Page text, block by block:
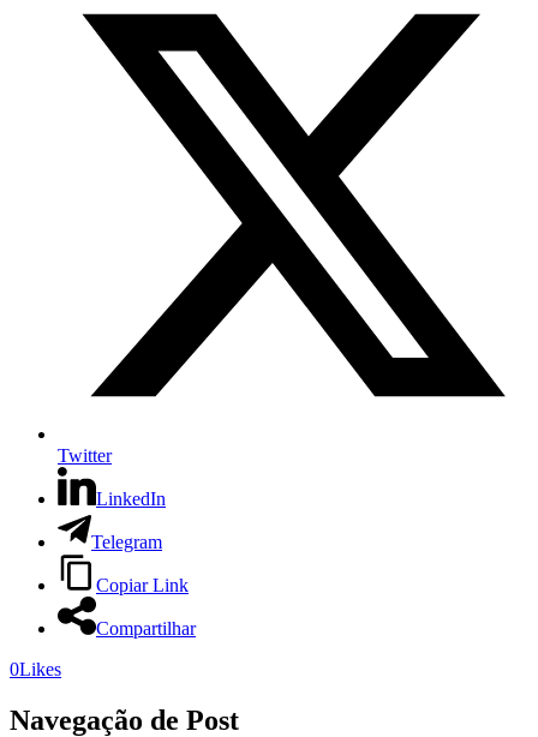
Twitter
LinkedIn
Telegram
Copiar Link
Compartilhar
0Likes
Navegação de Post